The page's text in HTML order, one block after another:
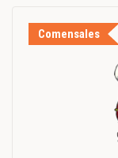
Comensales